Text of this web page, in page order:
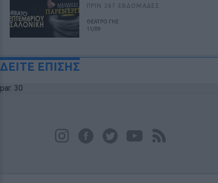
ΠΡΙΝ 267 ΕΒΔΟΜΆΔΕΣ
ΘΕΑΤΡΟ ΓΗΣ
11/09
ΔΕΙΤΕ ΕΠΙΣΗΣ
par: 30